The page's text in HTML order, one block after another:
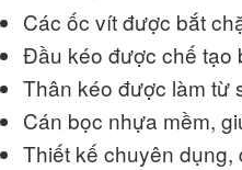
Các ốc vít được bắt
Đầu kéo được chế tạo
Thân kéo được làm từ
Cán bọc nhựa mềm,
Thiết kế chuyên dụng,